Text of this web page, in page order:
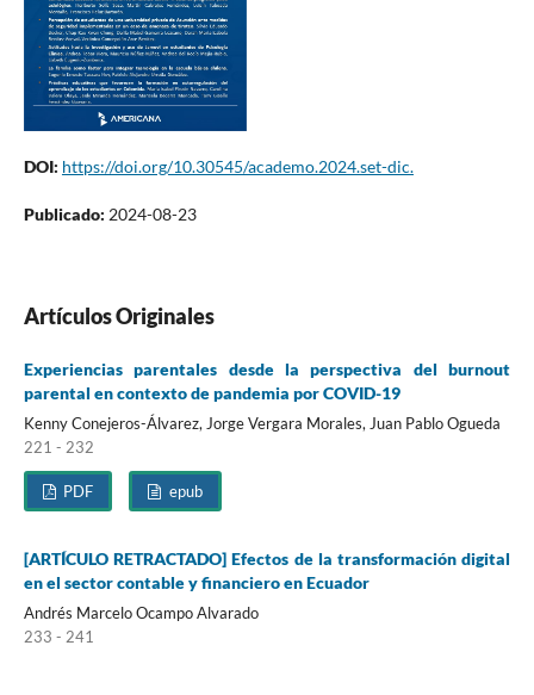
DOI: https://doi.org/10.30545/academo.2024.set-dic.
Publicado: 2024-08-23
Artículos Originales
Experiencias parentales desde la perspectiva del burnout
parental en contexto de pandemia por COVID-19
Kenny Conejeros-Álvarez, Jorge Vergara Morales, Juan Pablo Ogueda
221 - 232
PDF epub
[ARTÍCULO RETRACTADO] Efectos de la transformación digital
en el sector contable y financiero en Ecuador
Andrés Marcelo Ocampo Alvarado
233 - 241